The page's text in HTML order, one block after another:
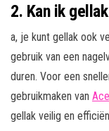
2. Kan ik
a, je kunt gellak ook
gebruik van een
duren. Voor een
gebruikmaken van
gellak veilig en